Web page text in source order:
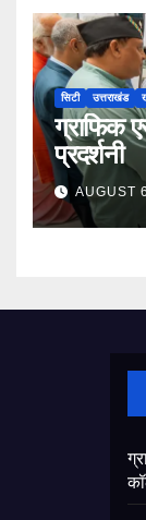
सिटी उत्तराखंड
ग्राफिक
प्रदर्शनी
AUGUST